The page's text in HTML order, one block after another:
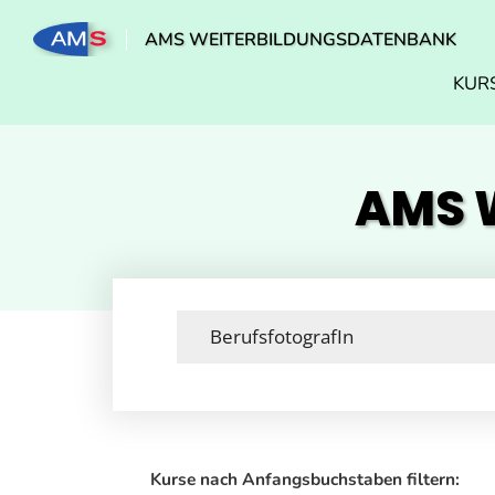
AMS WEITERBILDUNGSDATENBANK
AMS
Kurse nach Anfangsbuchstaben filtern: